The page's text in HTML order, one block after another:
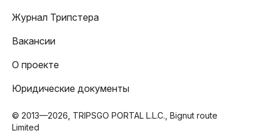
Журнал Трипстера
Вакансии
О проекте
Юридические документы
© 2013—2026, TRIPSGO PORTAL L.L.C., Bignut route
Limited